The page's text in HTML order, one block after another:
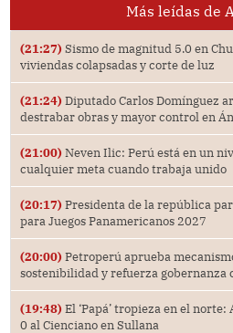
Más leídas de
(21:27) Sismo de magnitud 5.0 en
viviendas colapsadas y corte de luz
(21:24) Diputado Carlos Domínguez
destrabar obras y mayor control en
(21:00) Neven Ilic: Perú está en un
cualquier meta cuando trabaja unido
(20:17) Presidenta de la república
para Juegos Panamericanos 2027
(20:00) Petroperú aprueba
sostenibilidad y refuerza gobernanza
(19:48) El ‘Papá’ tropieza en el
0 al Cienciano en Sullana